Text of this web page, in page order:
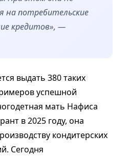
на потребительские
кредитов», —
выдать 380 таких
успешной
мать Нафиса
в 2025 году, она
кондитерских
Сегодня